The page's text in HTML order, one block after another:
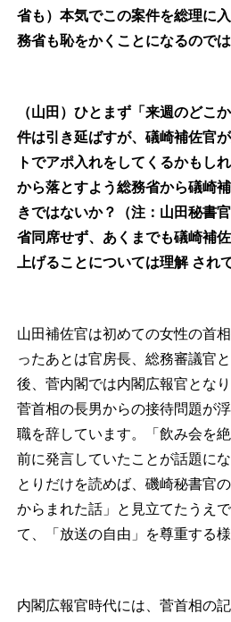
省も）本気でこの案件を総理に
務省も恥をかくことになるのでは
（山田）ひとまず「来週のどこ
件は引き延ばすが、礒崎補佐官
トでアポ入れをしてくるかもし
から落とすよう総務省から礒崎
きではないか？（注：山田秘書
省同席せず、あくまでも礒崎補
上げることについては理解 され
山田補佐官は初めての女性の首
ったあとは官房長、総務審議官
後、菅内閣では内閣広報官とな
菅首相の長男からの接待問題が
職を辞しています。「飲み会を
前に発言していたことが話題に
とりだけを読めば、磯崎秘書官
からまれた話」と見立てたうえ
て、「放送の自由」を尊重する
内閣広報官時代には、菅首相の